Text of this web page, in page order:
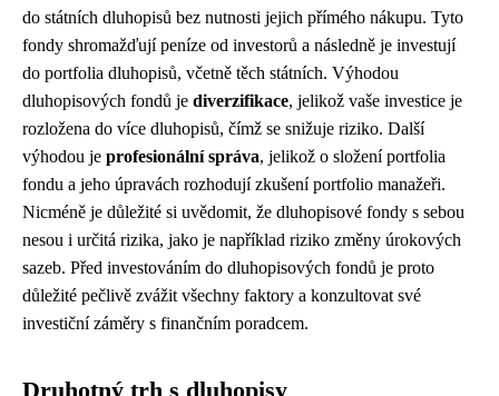
do státních dluhopisů bez nutnosti jejich přímého nákupu. Tyto
fondy shromažďují peníze od investorů a následně je investují
do portfolia dluhopisů, včetně těch státních. Výhodou
dluhopisových fondů je diverzifikace, jelikož vaše investice je
rozložena do více dluhopisů, čímž se snižuje riziko. Další
výhodou je profesionální správa, jelikož o složení portfolia
fondu a jeho úpravách rozhodují zkušení portfolio manažeři.
Nicméně je důležité si uvědomit, že dluhopisové fondy s sebou
nesou i určitá rizika, jako je například riziko změny úrokových
sazeb. Před investováním do dluhopisových fondů je proto
důležité pečlivě zvážit všechny faktory a konzultovat své
investiční záměry s finančním poradcem.
Druhotný trh s dluhopisy